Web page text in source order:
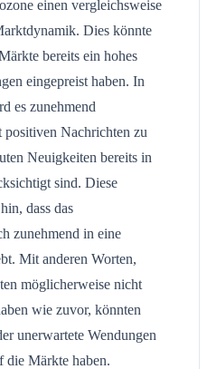
einen vergleichsweise
Dies könnte
bereits ein hohes
eingepreist haben. In
es zunehmend
Nachrichten zu
Neuigkeiten bereits in
sind. Diese
dass das
zunehmend in eine
Mit anderen Worten,
möglicherweise nicht
wie zuvor, könnten
unerwartete Wendungen
die Märkte haben.